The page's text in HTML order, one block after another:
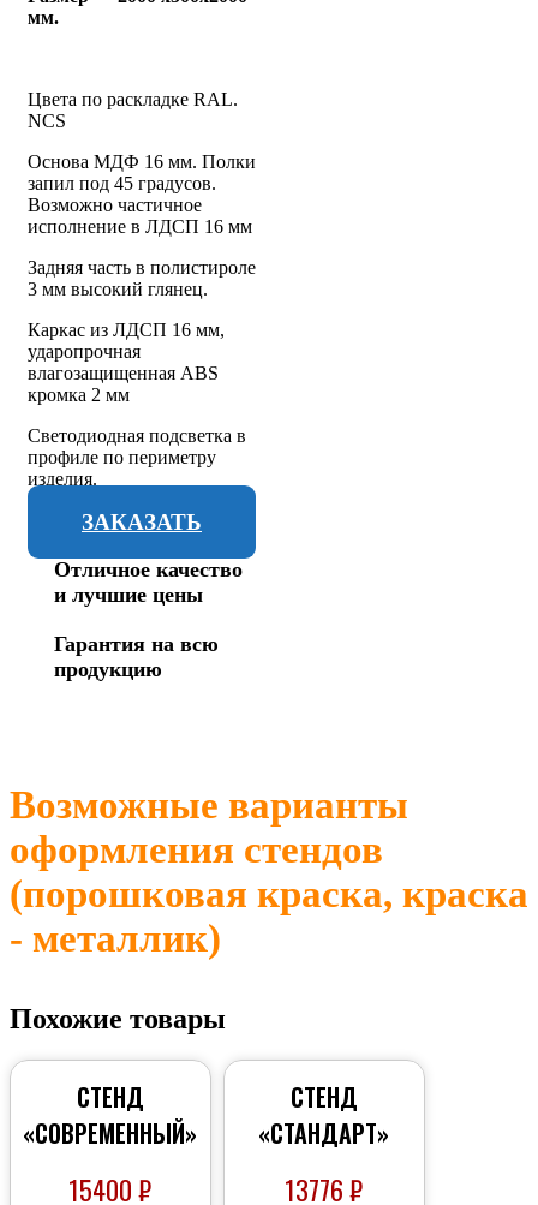
мм.
Цвета по раскладке RAL.
NCS
Основа МДФ 16 мм. Полки
запил под 45 градусов.
Возможно частичное
исполнение в ЛДСП 16 мм
Задняя часть в полистироле
3 мм высокий глянец.
Каркас из ЛДСП 16 мм,
ударопрочная
влагозащищенная ABS
кромка 2 мм
Светодиодная подсветка в
профиле по периметру
изделия.
ЗАКАЗАТЬ
Отличное качество
и лучшие цены
Гарантия на всю
продукцию
Возможные варианты
оформления стендов
(порошковая краска, краска
- металлик)
Похожие товары
СТЕНД
«СОВРЕМЕННЫЙ»
15400₽
СТЕНД
«СТАНДАРТ»
13776₽